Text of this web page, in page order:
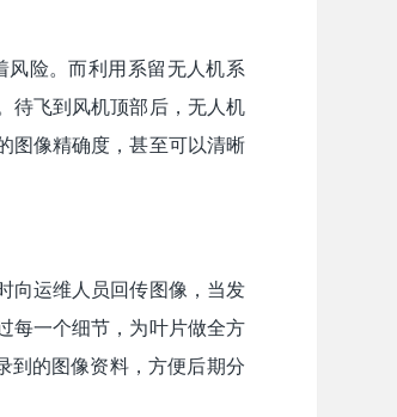
险。而利用系留无人机系
待飞到风机顶部后，无人机
图像精确度，甚至可以清晰
向运维人员回传图像，当发
每一个细节，为叶片做全方
到的图像资料，方便后期分